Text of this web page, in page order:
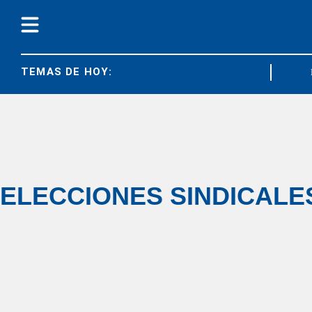
TEMAS DE HOY:
ELECCIONES